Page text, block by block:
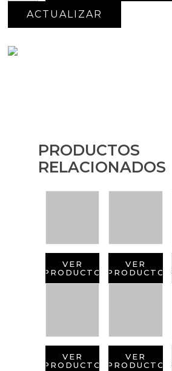
PRODUCTOS
RELACIONADOS
VER
PRODUCTO
VER
PRODUCTO
VER
PRODUCTO
VER
PRODUCTO